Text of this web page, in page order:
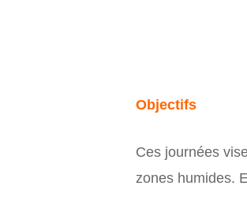
Objectifs
Ces journées
zones humides.